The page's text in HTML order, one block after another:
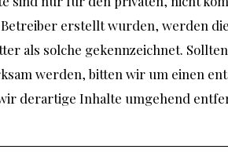
erstellt wurden, werden
als solche gekennzeichnet.
werden, bitten wir um einen
derartige Inhalte umgehend